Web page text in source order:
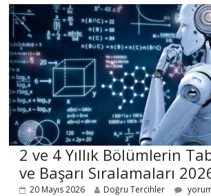
2 ve 4 Yıllık Bölümlerin
ve Başarı Sıralamaları
20 Mayıs 2026 Doğru Tercihler